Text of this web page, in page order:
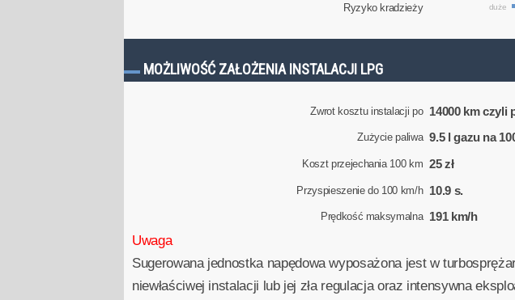
Ryzyko kradzieży duże
MOŻLIWOŚĆ ZAŁOŻENIA INSTALACJI LPG
Zwrot kosztu instalacji po 14000 km czyli
Zużycie paliwa 9.5 l gazu na
Koszt przejechania 100 km 25 zł
Przyspieszenie do 100 km/h 10.9 s.
Prędkość maksymalna 191 km/h
Uwaga
Sugerowana jednostka napędowa wyposażona jest w
niewłaściwej instalacji lub jej zła regulacja oraz intensywna